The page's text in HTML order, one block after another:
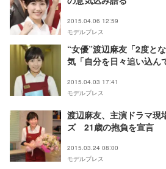
2015.04.06 12:59
モデルプレス
“女優”渡辺麻友「2度と
気「自分を日々追い込ん
2015.04.03 17:41
モデルプレス
渡辺麻友、主演ドラマ現
ズ 21歳の抱負を宣言
2015.03.24 08:00
モデルプレス